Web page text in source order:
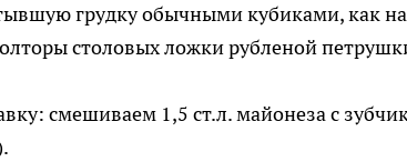
грудку обычными кубиками, как
столовых ложки рубленой
смешиваем 1,5 ст.л. майонеза с